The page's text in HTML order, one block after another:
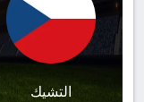
التشيك